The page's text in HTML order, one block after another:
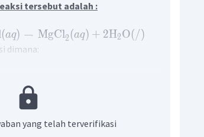
tersebut adalah :
(aq) → MgCl2 (aq) + 2H2O(/)
dimana:
muatan produk
trial and error. Namun, cara khusus
yang telah terverifikasi